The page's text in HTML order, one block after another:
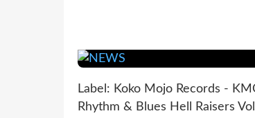
Label: Koko Mojo Records -
Rhythm & Blues Hell Raisers